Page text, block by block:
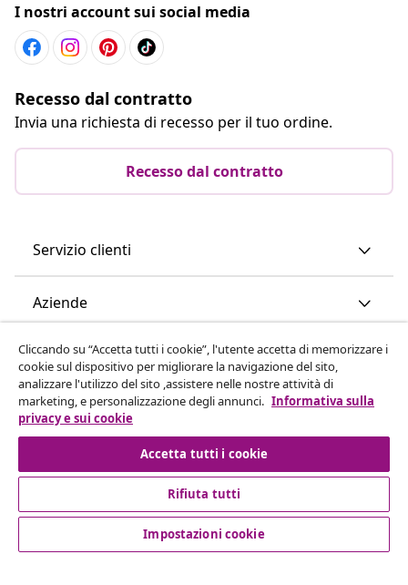
I nostri account sui social media
Recesso dal contratto
Invia una richiesta di recesso per il tuo ordine.
Recesso dal contratto
Servizio clienti
Aziende
vidaXL
Scopri di più
© 2008-2026 vidaXL www.vidaxl.it è un negozio online di
Cliccando su “Accetta tutti i cookie”, l'utente accetta di memorizzare i
cookie sul dispositivo per migliorare la navigazione del sito,
analizzare l'utilizzo del sito ,assistere nelle nostre attività di
marketing, e personalizzazione degli annunci. Informativa sulla
privacy e sui cookie
Accetta tutti i cookie
Rifiuta tutti
Impostazioni cookie